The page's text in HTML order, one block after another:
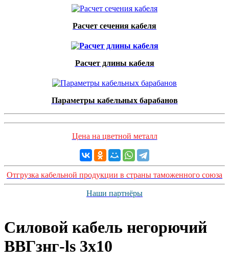
Расчет сечения кабеля
Расчет длины кабеля
Параметры кабельных барабанов
Цена на цветной металл
Отгрузка кабельной продукции в страны таможенного союза
Наши партнёры
Силовой кабель негорючий
ВВГзнг-ls 3х10